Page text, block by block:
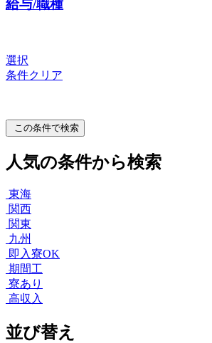
給与/職種
選択
条件クリア
この条件で検索
人気の条件から検索
東海
関西
関東
九州
即入寮OK
期間工
寮あり
高収入
並び替え